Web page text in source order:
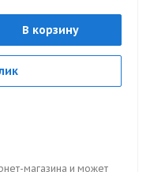
В корзину
магазина и может